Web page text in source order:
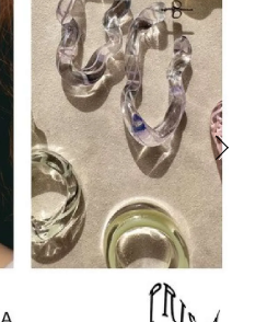
Spiral Café 青山
Spiral Garden 福岡ワンビル
CAFE AALTO 新丸ビル
Others3